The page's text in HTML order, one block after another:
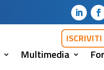
Multimedia